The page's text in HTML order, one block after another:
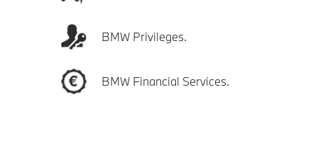
BMW Privileges.
BMW Financial Services.